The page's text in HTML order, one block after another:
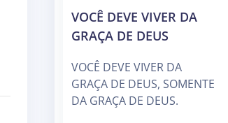
VOCÊ DEVE VIVER DA
GRAÇA DE DEUS
VOCÊ DEVE VIVER DA
GRAÇA DE DEUS, SOMENTE
DA GRAÇA DE DEUS.